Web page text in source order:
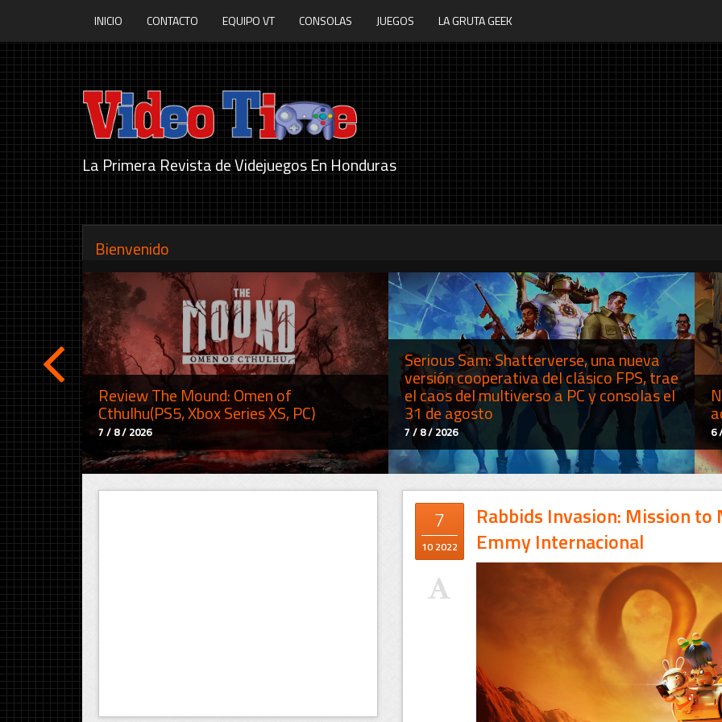
INICIO CONTACTO EQUIPO VT CONSOLAS JUEGOS LA GRUTA GEEK
La Primera Revista de Videjuegos En Honduras
Bienvenido
Review The Mound: Omen of
Cthulhu(PS5, Xbox Series XS, PC)
7 / 8 / 2026
Serious Sam: Shatterverse, una nueva
versión cooperativa del clásico FPS, trae
el caos del multiverso a PC y consolas el
31 de agosto
7 / 8 / 2026 6
7
10 2022
Rabbids Invasion: Mission to
Emmy Internacional